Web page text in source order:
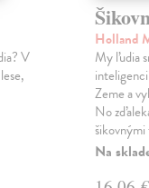
V
Holland
My ľudia
Zeme a
No
šikovnými
Na